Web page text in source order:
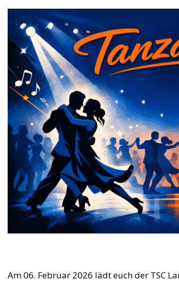
Am 06. Februar 2026 lädt euch der TSC